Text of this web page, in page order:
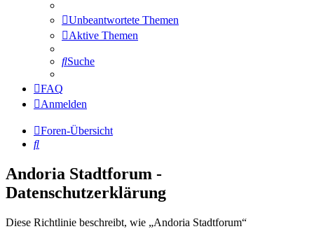
Unbeantwortete Themen
Aktive Themen
Suche
FAQ
Anmelden
Foren-Übersicht
Suche
Andoria Stadtforum -
Datenschutzerklärung
Diese Richtlinie beschreibt, wie „Andoria Stadtforum“